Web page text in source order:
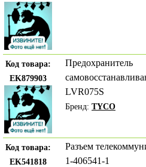
Код товара:
EK879903
Предохранитель
LVR075S
Бренд: TYCO
Код товара:
EK541818
Разъем
1-406541-1